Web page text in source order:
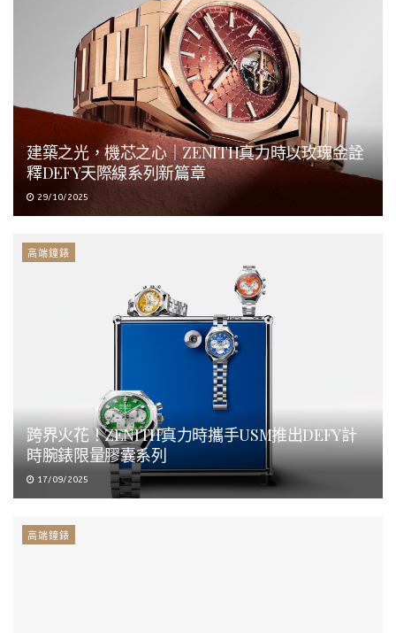
建築之光，機芯之心｜ZENITH真力時以玫瑰金詮
釋DEFY天際線系列新篇章
29/10/2025
高端鐘錶
跨界火花！ZENITH真力時攜手USM推出DEFY計
時腕錶限量膠囊系列
17/09/2025
高端鐘錶